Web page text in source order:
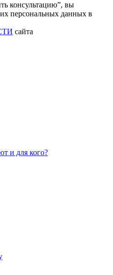
консультацию”, вы
персональных данных в
сайта
и для кого?